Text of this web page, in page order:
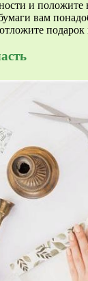
и положите
вам
подарок